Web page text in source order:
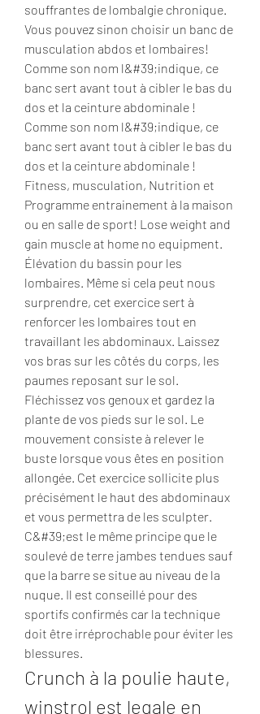
souffrantes de lombalgie chronique.
Vous pouvez sinon choisir un banc de
musculation abdos et lombaires!
Comme son nom l&#39;indique, ce
banc sert avant tout à cibler le bas du
dos et la ceinture abdominale !
Comme son nom l&#39;indique, ce
banc sert avant tout à cibler le bas du
dos et la ceinture abdominale !
Fitness, musculation, Nutrition et
Programme entrainement à la maison
ou en salle de sport! Lose weight and
gain muscle at home no equipment.
Élévation du bassin pour les
lombaires. Même si cela peut nous
surprendre, cet exercice sert à
renforcer les lombaires tout en
travaillant les abdominaux. Laissez
vos bras sur les côtés du corps, les
paumes reposant sur le sol.
Fléchissez vos genoux et gardez la
plante de vos pieds sur le sol. Le
mouvement consiste à relever le
buste lorsque vous êtes en position
allongée. Cet exercice sollicite plus
précisément le haut des abdominaux
et vous permettra de les sculpter.
C&#39;est le même principe que le
soulevé de terre jambes tendues sauf
que la barre se situe au niveau de la
nuque. Il est conseillé pour des
sportifs confirmés car la technique
doit être irréprochable pour éviter les
blessures.
Crunch à la poulie haute,
winstrol est legale en